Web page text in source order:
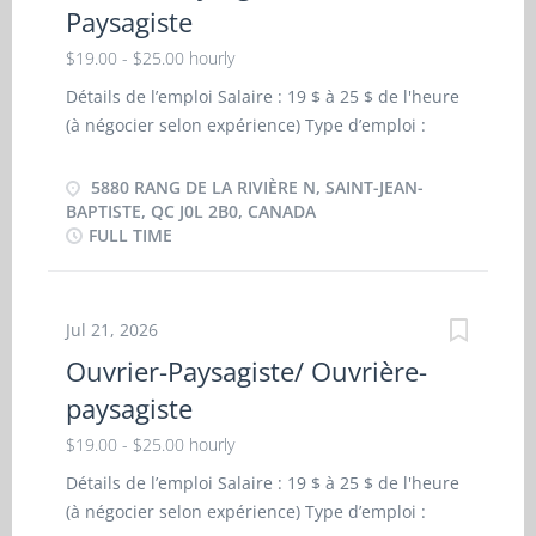
Participer aux travaux d'ouverture et de
fermeture des terrains selon les saisons. ·
maintenir les chantiers propres, sécuritaires et
conformes aux normes de santé et sécurité au
Attitude positive · Esprit d’équipe · Respect
et professionnalisme · Sens...
Paysagiste
$19.00 - $25.00 hourly
Détails de l’emploi Salaire : 19 $ à 25 $ de l'heure
(à négocier selon expérience) Type d’emploi :
Rang de la Rivière N, Saint-Jean-Baptiste, QC J0L
2B0, Canada Plusieurs postes disponibles Heures
supplémentaires Respon sabilités : Effectuer des
aux travaux d'excavation, de nivellement, de
des aménagements extérieurs. Installer des pavés
unis, des murets, des bordures et d'autres
éléments d'aménagement paysager. Effectuer la
l'organisation des matériaux, des outils et des
équipements nécessaires aux chantiers. Réaliser
5880 RANG DE LA RIVIÈRE N, SAINT-JEAN-
BAPTISTE, QC J0L 2B0, CANADA
FULL TIME
Jul 21, 2026
Ouvrier-Paysagiste/ Ouvrière-
paysagiste
$19.00 - $25.00 hourly
Détails de l’emploi Salaire : 19 $ à 25 $ de l'heure
(à négocier selon expérience) Type d’emploi :